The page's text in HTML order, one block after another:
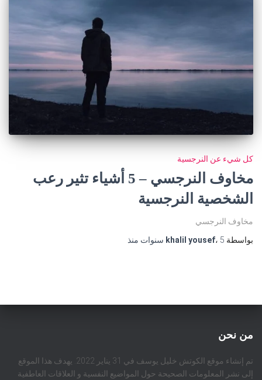
كل شيء عن النرجسية
مخاوف النرجسي – 5 أشياء تثير رعب
الشخصية النرجسية
مخاوف النرجسي
بواسطة
khalil yousef، 5 سنوات منذ
من نحن
تم إنشاء موقع الكوتش خليل يوسف في 31 يناير 2022. يهدف هذا الموقع
إلى نشر المعلومات الصحيحة حول المواضيع النفسية و العلاقات العاطفية